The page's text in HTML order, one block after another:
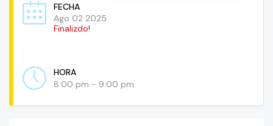
FECHA
Ago 02 2025
Finalizdo!
HORA
8:00 pm - 9:00 pm